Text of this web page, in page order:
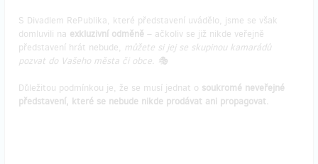
S Divadlem RePublika, které představení uvádělo, jsme se však
domluvili na exkluzivní odměně – ačkoliv se již nikde veřejně
představení hrát nebude, můžete si jej se skupinou kamarádů
pozvat do Vašeho města či obce. 🎭
Důležitou podmínkou je, že se musí jednat o soukromé neveřejné
představení, které se nebude nikde prodávat ani propagovat.